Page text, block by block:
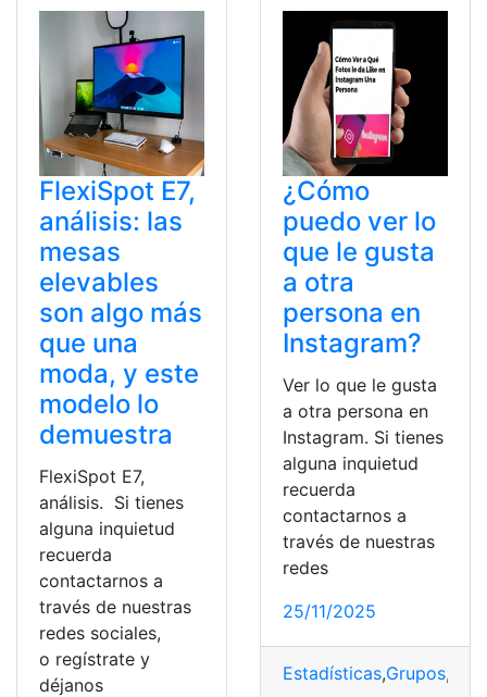
FlexiSpot E7,
análisis: las
mesas
elevables
son algo más
que una
moda, y este
modelo lo
demuestra
FlexiSpot E7,
análisis. Si tienes
alguna inquietud
recuerda
contactarnos a
través de nuestras
redes sociales,
o regístrate y
déjanos
¿Cómo
puedo ver lo
que le gusta
a otra
persona en
Instagram?
Ver lo que le gusta
a otra persona en
Instagram. Si tienes
alguna inquietud
recuerda
contactarnos a
través de nuestras
redes
25/11/2025
Estadísticas,Grupos,